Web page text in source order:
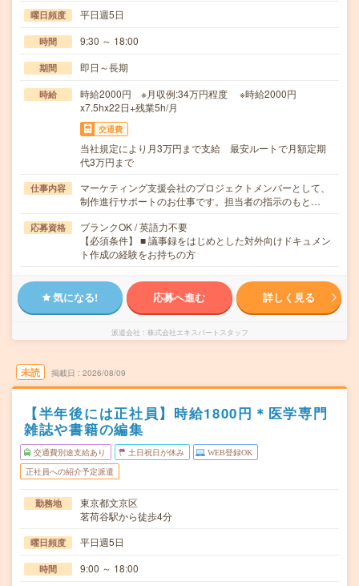
曜日頻度 平日週5日
時間 9:30 ～ 18:00
期間 即日～長期
時給
時給2000円 ※月収例:34万円程度 ※時給2000円
x7.5hx22日+残業5h/月
交通費
当社規定により月3万円まで支給 最安ルートで月額定期
代3万円まで
仕事内容
マーケティング支援会社のプロジェクトメンバーとして、
制作進行サポートのお仕事です。担当者の指示のもと…
応募資格
ブランクOK / 英語力不要
【必須条件】 ■ 議事録をはじめとした対外向けドキュメン
ト作成の経験をお持ちの方
気になる! 応募へ進む 詳しく見る
派遣会社 株式会社エキスパートスタッフ
未読 掲載日 2026/08/09
【半年後には正社員】時給1800円＊医学専門
雑誌や書籍の編集
交通費別途支給あり 土日祝日が休み WEB登録OK
正社員への紹介予定派遣
勤務地
東京都文京区
茗荷谷駅から徒歩4分
曜日頻度 平日週5日
時間 9:00 ～ 18:00